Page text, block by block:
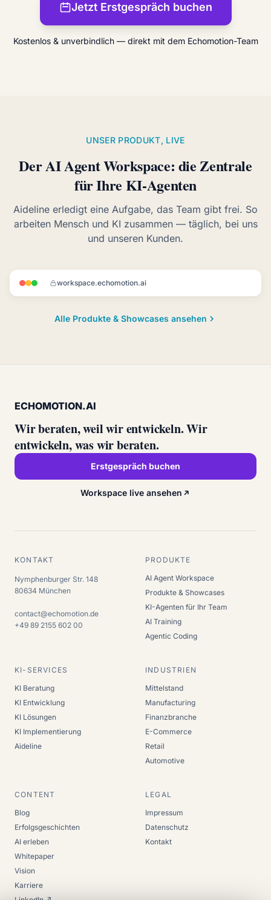
Jetzt Erstgespräch buchen
Kostenlos & unverbindlich — direkt mit dem Echomotion-Team
UNSER PRODUKT, LIVE
Der AI Agent Workspace: die Zentrale
für Ihre KI-Agenten
Aideline erledigt eine Aufgabe, das Team gibt frei. So
arbeiten Mensch und KI zusammen — täglich, bei uns
und unseren Kunden.
workspace.echomotion.ai
Schreib eine Nachricht… (Enter = senden)
Alle Produkte & Showcases ansehen
ECHOMOTION.AI
Wir beraten, weil wir entwickeln. Wir
entwickeln, was wir beraten.
Erstgespräch buchen
Workspace live ansehen
KONTAKT
Nymphenburger Str. 148
80634 München
contact@echomotion.de
+49 89 2155 602 00
PRODUKTE
AI Agent Workspace
Produkte & Showcases
KI-Agenten für Ihr Team
AI Training
Agentic Coding
KI-SERVICES
KI Beratung
KI Entwicklung
KI Lösungen
KI Implementierung
Aideline
INDUSTRIEN
Mittelstand
Manufacturing
Finanzbranche
E-Commerce
Retail
Automotive
CONTENT
Blog
Erfolgsgeschichten
AI erleben
Whitepaper
Vision
Karriere
LEGAL
Impressum
Datenschutz
Kontakt